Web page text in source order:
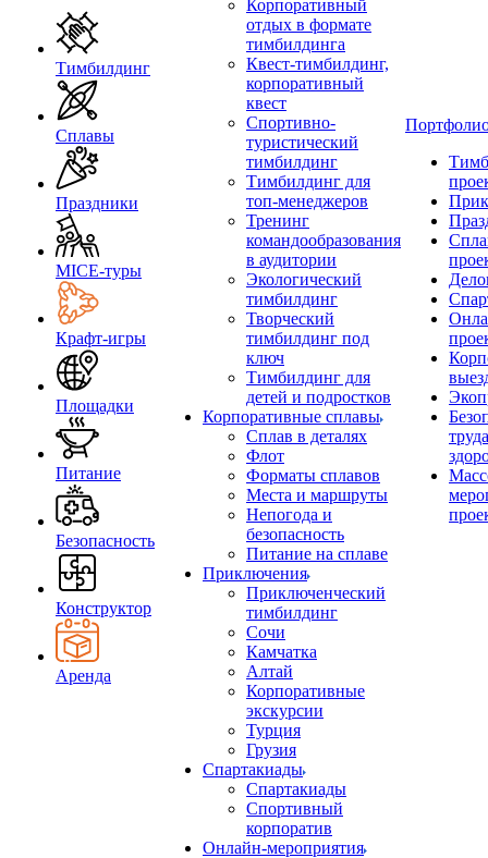
Тимбилдинг
Сплавы
Праздники
MICE‑туры
Крафт-игры
Площадки
Питание
Безопасность
Конструктор
Аренда
Корпоративный
отдых в формате
тимбилдинга
Квест-тимбилдинг,
корпоративный
квест
Спортивно-
туристический
тимбилдинг
Тимбилдинг для
топ-менеджеров
Тренинг
командообразования
в аудитории
Экологический
тимбилдинг
Творческий
тимбилдинг под
ключ
Тимбилдинг для
детей и подростков
Корпоративные сплавы
Сплав в деталях
Флот
Форматы сплавов
Места и маршруты
Непогода и
безопасность
Питание на сплаве
Приключения
Приключенческий
тимбилдинг
Сочи
Камчатка
Алтай
Корпоративные
экскурсии
Турция
Грузия
Спартакиады
Спартакиады
Спортивный
корпоратив
Онлайн-мероприятия